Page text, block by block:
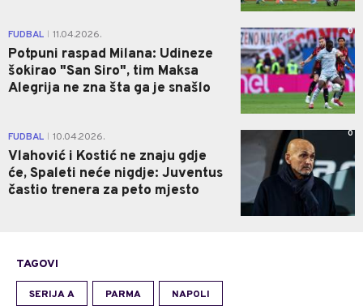
FUDBAL 11.04.2026.
Potpuni raspad Milana: Udineze
šokirao "San Siro", tim Maksa
Alegrija ne zna šta ga je snašlo
0
FUDBAL 10.04.2026.
Vlahović i Kostić ne znaju gdje
će, Spaleti neće nigdje: Juventus
častio trenera za peto mjesto
0
TAGOVI
SERIJA A PARMA NAPOLI